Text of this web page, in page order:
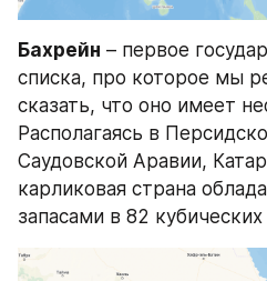
Бахрейн – первое
списка, про которое мы
сказать, что оно имеет
Располагаясь в
Саудовской Аравии,
карликовая страна
запасами в 82